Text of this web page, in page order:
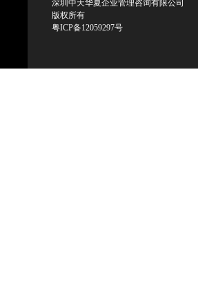
深圳中天华夏企业管理咨询有限公司
版权所有
粤ICP备12059297号